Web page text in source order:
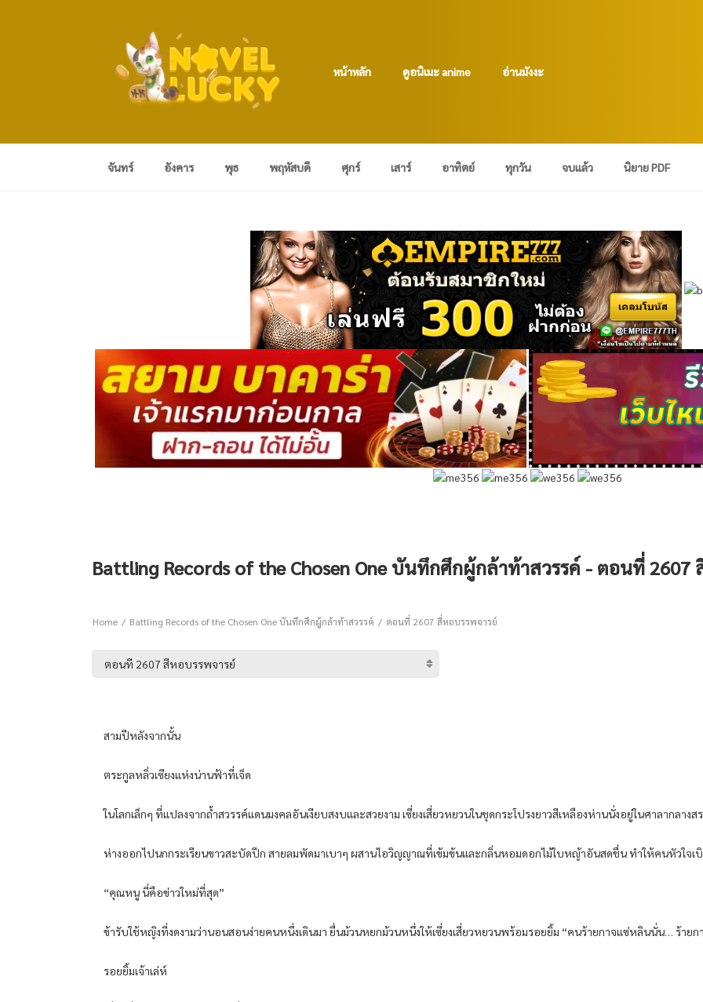
หน้าหลัก ดูอนิเมะ anime อ่านมังงะ
จันทร์ อังคาร พุธ พฤหัสบดี ศุกร์ เสาร์ อาทิตย์ ทุกวัน จบแล้ว นิยาย PDF
Battling Records of the Chosen One บันทึกศึกผู้กล้าท้าสวรรค์ - ตอนที่ 2607
Home Battling Records of the Chosen One บันทึกศึกผู้กล้าท้าสวรรค์ ตอนที่ 2607 สี่หอบรรพจารย์
สามปีหลังจากนั้น
ตระกูลหลิ่วเซียงแห่งน่านฟ้าที่เจ็ด
ในโลกเล็กๆ ที่แปลงจากถ้ำสวรรค์แดนมงคลอันเงียบสงบและสวยงาม เซี่ยงเสี่ยวหยวนในชุดกระโปรงยาวสีเหลืองห่านนั่งอยู่ในศาลากลางส
ห่างออกไปนกกระเรียนขาวสะบัดปีก สายลมพัดมาเบาๆ ผสานไอวิญญาณที่เข้มข้นและกลิ่นหอมดอกไม้ใบหญ้าอันสดชื่น ทำให้คนหัวใจเ
“คุณหนู นี่คือข่าวใหม่ที่สุด”
ข้ารับใช้หญิงที่งดงามว่านอนสอนง่ายคนหนึ่งเดินมา ยื่นม้วนหยกม้วนหนึ่งให้เซี่ยงเสี่ยวหยวนพร้อมรอยยิ้ม “คนร้ายกาจแซ่หลินนั่น… ร้าย
รอยยิ้มเจ้าเล่ห์